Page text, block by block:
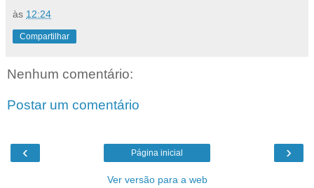
às 12:24
Compartilhar
Nenhum comentário:
Postar um comentário
‹ ›
Página inicial
Ver versão para a web